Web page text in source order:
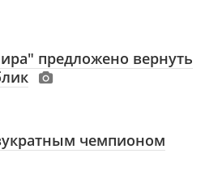
предложено вернуть
чемпионом